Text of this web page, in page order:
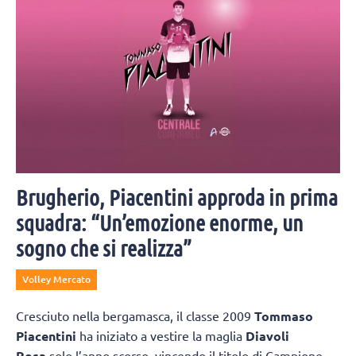
Brugherio, Piacentini approda in prima
squadra: “Un’emozione enorme, un
sogno che si realizza”
Volley Mercato
Cresciuto nella bergamasca, il classe 2009 Tommaso
Piacentini ha iniziato a vestire la maglia Diavoli